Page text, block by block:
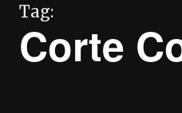
Tag:
Corte